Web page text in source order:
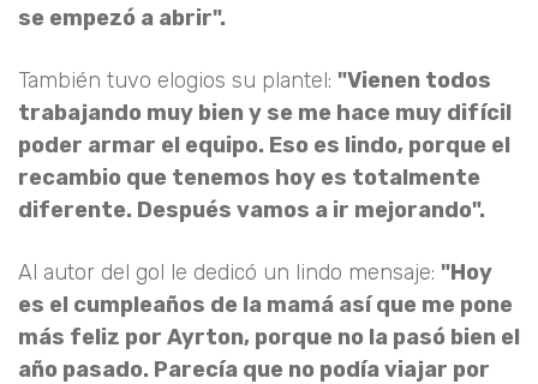
se empezó a abrir".
También tuvo elogios su plantel: "Vienen todos
trabajando muy bien y se me hace muy difícil
poder armar el equipo. Eso es lindo, porque el
recambio que tenemos hoy es totalmente
diferente. Después vamos a ir mejorando".
Al autor del gol le dedicó un lindo mensaje: "Hoy
es el cumpleaños de la mamá así que me pone
más feliz por Ayrton, porque no la pasó bien el
año pasado. Parecía que no podía viajar por